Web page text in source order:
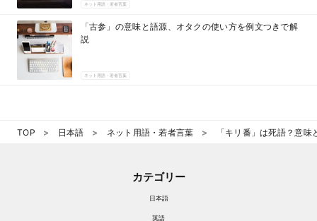
ネット用語・若者言葉
「古参」の意味と語源、オタクの使い方を例文つきで解
説
ネット用語・若者言葉
TOP 日本語 ネット用語・若者言葉 「キリ番」は死語？意
カテゴリー
日本語
英語